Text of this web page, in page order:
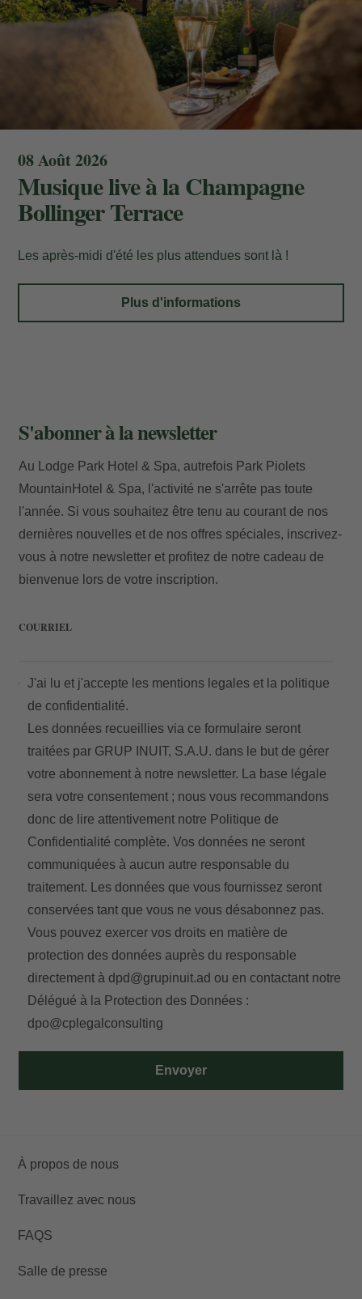
Localisateur
Accès
08 Août 2026
Musique live à la Champagne
Bollinger Terrace
Les après-midi d'été les plus attendues sont là !
Plus d'informations
S'abonner à la newsletter
Au Lodge Park Hotel & Spa, autrefois Park Piolets
MountainHotel & Spa, l'activité ne s'arrête pas toute
l'année. Si vous souhaitez être tenu au courant de nos
dernières nouvelles et de nos offres spéciales, inscrivez-
vous à notre newsletter et profitez de notre cadeau de
bienvenue lors de votre inscription.
COURRIEL
Envoyer
J'ai lu et j'accepte les mentions legales et la politique
de confidentialité.
Les données recueillies via ce formulaire seront
traitées par GRUP INUIT, S.A.U. dans le but de gérer
votre abonnement à notre newsletter. La base légale
sera votre consentement ; nous vous recommandons
donc de lire attentivement notre Politique de
Confidentialité complète. Vos données ne seront
communiquées à aucun autre responsable du
traitement. Les données que vous fournissez seront
conservées tant que vous ne vous désabonnez pas.
Vous pouvez exercer vos droits en matière de
protection des données auprès du responsable
directement àdpd@grupinuit.ad ou en contactant notre
Délégué à la Protection des Données :
dpo@cplegalconsulting
À propos de nous
Travaillez avec nous
FAQS
Salle de presse